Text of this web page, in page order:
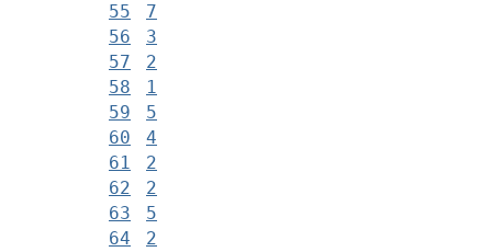
55
7
56
3
57
2
58
1
59
5
60
4
61
2
62
2
63
5
64
2